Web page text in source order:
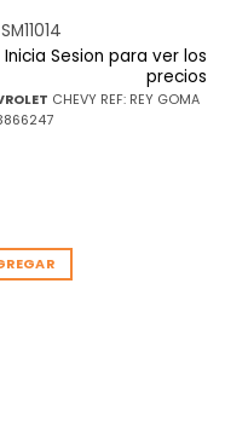
Inicia Sesion para ver los
precios
CHEVY REF: REY GOMA